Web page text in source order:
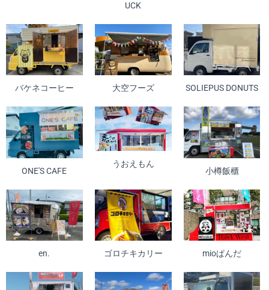
UCK
バケネコーヒー 大空フーズ SOLIEPUS DONUTS
ONE'S CAFE
うおえもん
小樽飯櫃
en. ゴロチキカリー mioぱんだ